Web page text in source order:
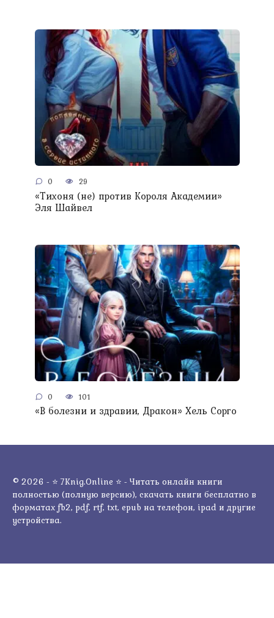
0 29
«Тихоня (не) против Короля Академии»
Эля Шайвел
0 101
«В болезни и здравии, Дракон» Хель Сорго
© 2026 - ⭐ 7Knig.Online ⭐ - Читать онлайн книги
полностью (полную версию), скачать книги бесплатно в
форматах fb2, pdf, rtf, txt, epub на телефон, ipad и другие
устройства.